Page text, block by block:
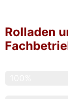
Rolladen